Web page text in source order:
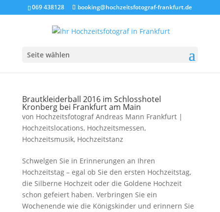
069 438128 booking@hochzeitsfotograf-frankfurt.de
Seite wählen
Brautkleiderball 2016 im Schlosshotel
Kronberg bei Frankfurt am Main
von Hochzeitsfotograf Andreas Mann Frankfurt|
Hochzeitslocations, Hochzeitsmessen,
Hochzeitsmusik, Hochzeitstanz
Schwelgen Sie in Erinnerungen an Ihren
Hochzeitstag – egal ob Sie den ersten Hochzeitstag,
die Silberne Hochzeit oder die Goldene Hochzeit
schon gefeiert haben. Verbringen Sie ein
Wochenende wie die Königskinder und erinnern Sie